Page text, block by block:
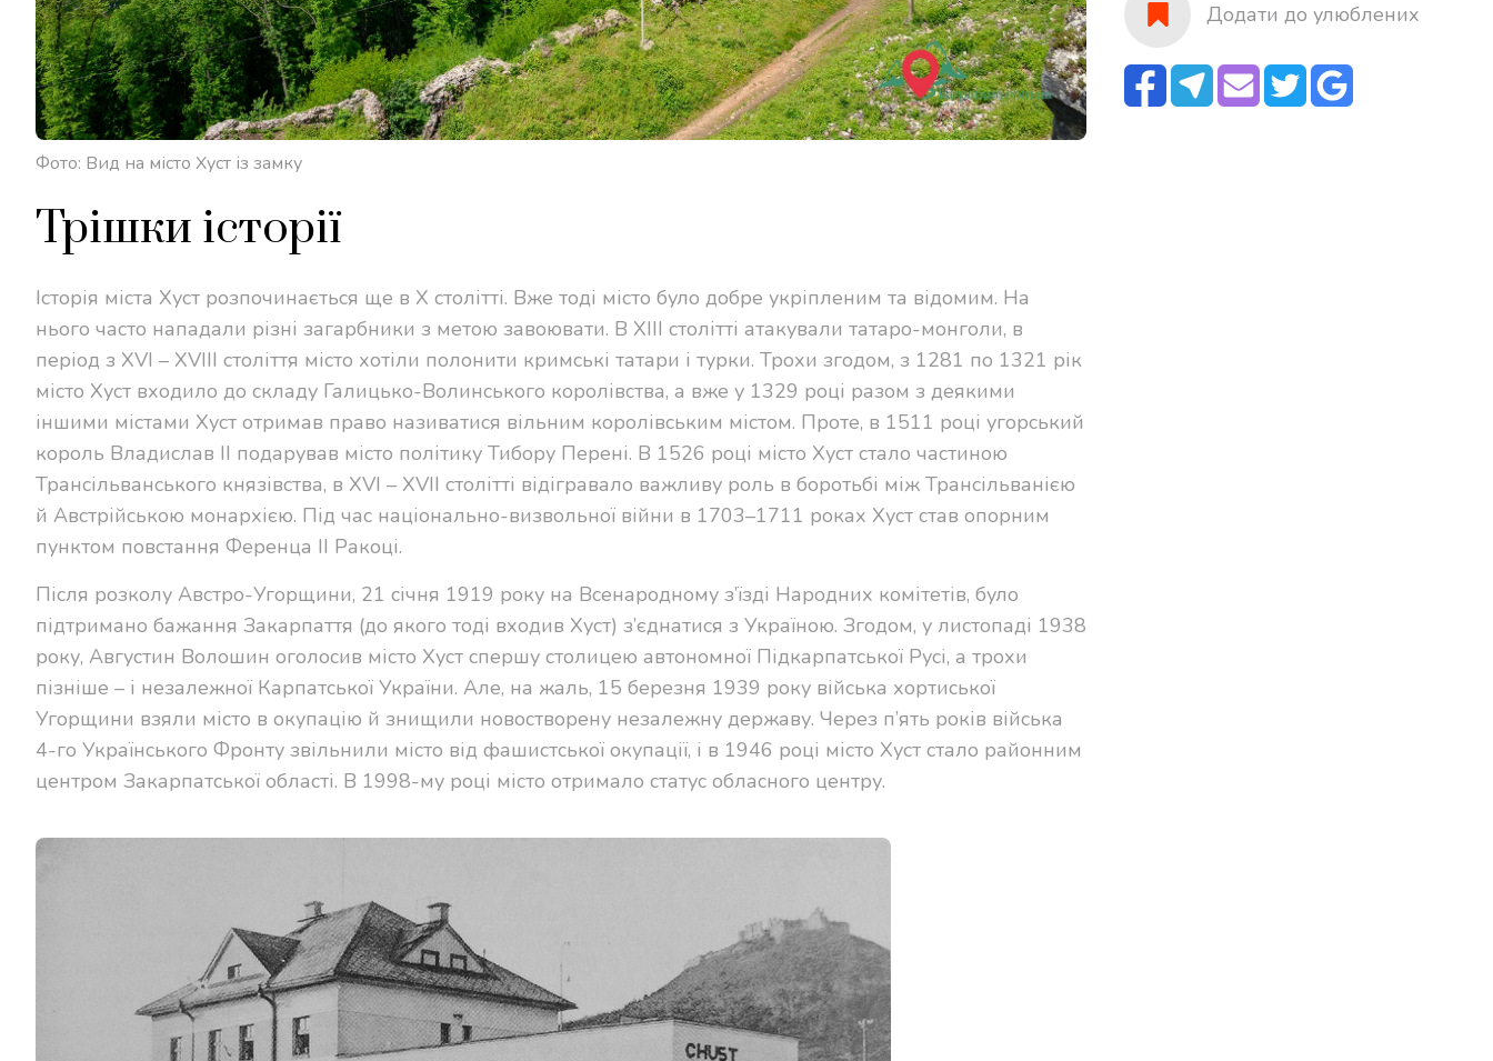
Фото: Вид на місто Хуст із замку
Трішки історії
Історія міста Хуст розпочинається ще в X столітті. Вже тоді місто було добре укріпленим та відомим. На
нього часто нападали різні загарбники з метою завоювати. В XIII столітті атакували татаро-монголи, в
період з XVI – XVIII століття місто хотіли полонити кримські татари і турки. Трохи згодом, з 1281 по 1321 рік
місто Хуст входило до складу Галицько-Волинського королівства, а вже у 1329 році разом з деякими
іншими містами Хуст отримав право називатися вільним королівським містом. Проте, в 1511 році угорський
король Владислав II подарував місто політику Тибору Перені. В 1526 році місто Хуст стало частиною
Трансільванського князівства, в XVI – XVII столітті відігравало важливу роль в боротьбі між Трансільванією
й Австрійською монархією. Під час національно-визвольної війни в 1703–1711 роках Хуст став опорним
пунктом повстання Ференца II Ракоці.
Після розколу Австро-Угорщини, 21 січня 1919 року на Всенародному з’їзді Народних комітетів, було
підтримано бажання Закарпаття (до якого тоді входив Хуст) з’єднатися з Україною. Згодом, у листопаді 1938
року, Августин Волошин оголосив місто Хуст спершу столицею автономної Підкарпатської Русі, а трохи
пізніше – і незалежної Карпатської України. Але, на жаль, 15 березня 1939 року війська хортиської
Угорщини взяли місто в окупацію й знищили новостворену незалежну державу. Через п’ять років війська
4-го Українського Фронту звільнили місто від фашистської окупації, і в 1946 році місто Хуст стало районним
центром Закарпатської області. В 1998-му році місто отримало статус обласного центру.
Додати до улюблених